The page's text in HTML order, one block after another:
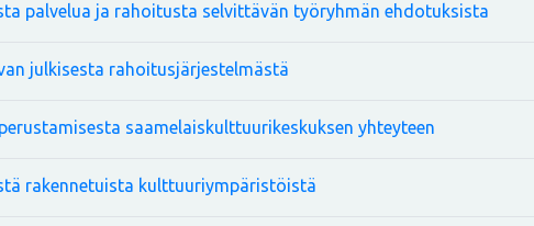
palvelua ja rahoitusta selvittävän työryhmän ehdotuksista
julkisesta rahoitusjärjestelmästä
saamelaiskulttuurikeskuksen yhteyteen
rakennetuista kulttuuriympäristöistä